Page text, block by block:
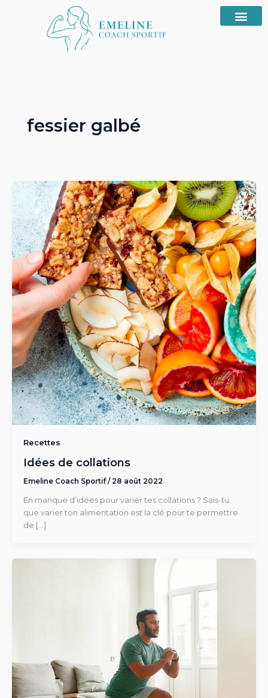
fessier galbé
Recettes
Idées de collations
Emeline Coach Sportif/ 28 août 2022
En manque d’idées pour varier tes collations ? Sais-tu
que varier ton alimentation est la clé pour te permettre
de […]